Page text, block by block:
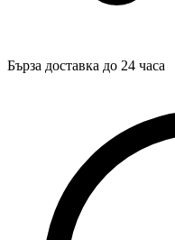
Бърза доставка до 24 часа